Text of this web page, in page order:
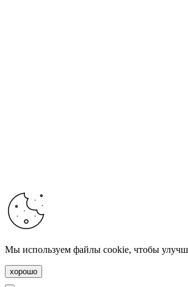
Мы используем файлы cookie, чтобы
хорошо